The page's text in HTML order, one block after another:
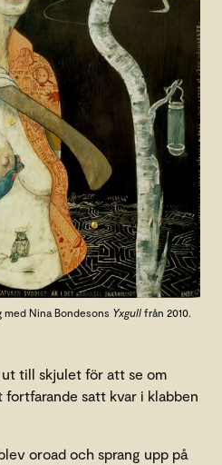
med Nina Bondesons Yxgull från 2010.
till skjulet för att se om
fortfarande satt kvar i klabben
oroad och sprang upp på